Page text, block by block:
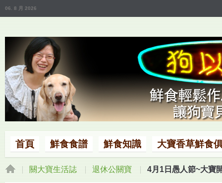
06. 8 月 2026
首頁 鮮食食譜 鮮食知識 大寶香草鮮食
關大寶生活誌 退休公關寶 4月1日愚人節~大寶